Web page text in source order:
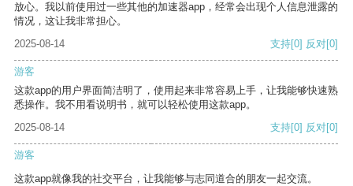
放心。我以前使用过一些其他的加速器app，经常会出现个人信息泄露的
情况，这让我非常担心。
2025-08-14
支持[0] 反对[0]
游客
这款app的用户界面简洁明了，使用起来非常容易上手，让我能够快速熟
悉操作。我不用看说明书，就可以轻松使用这款app。
2025-08-14
支持[0] 反对[0]
游客
这款app就像我的社交平台，让我能够与志同道合的朋友一起交流。